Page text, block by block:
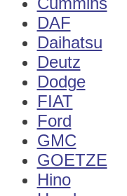
DAF
Daihatsu
Deutz
Dodge
FIAT
Ford
GMC
GOETZE
Hino